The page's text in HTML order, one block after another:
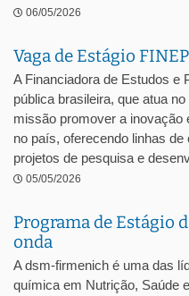
06/05/2026
Vaga de Estágio
A Financiadora de Estudos e
pública brasileira, que atua
missão promover a inovação
no país, oferecendo linhas
projetos de pesquisa e
05/05/2026
Programa de Estágio
onda
A dsm-firmenich é uma das
química em Nutrição, Saúde